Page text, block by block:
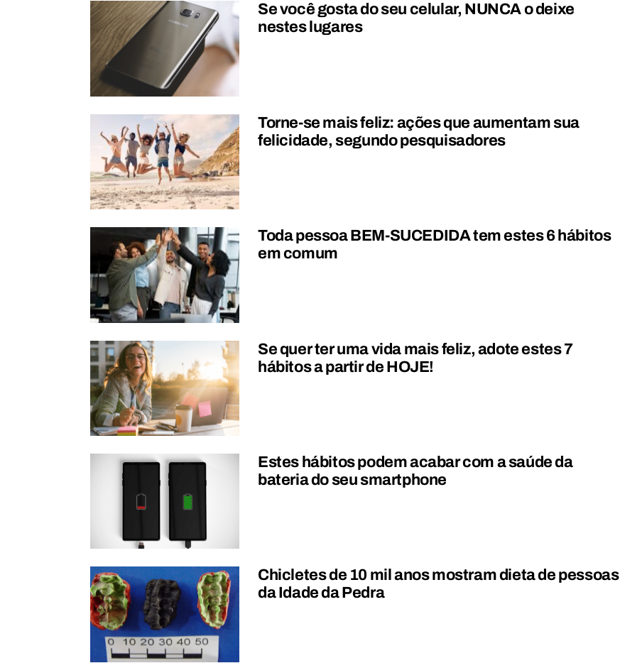
Se você gosta do seu celular, NUNCA o deixe
nestes lugares
Torne-se mais feliz: ações que aumentam sua
felicidade, segundo pesquisadores
Toda pessoa BEM-SUCEDIDA tem estes 6 hábitos
em comum
Se quer ter uma vida mais feliz, adote estes 7
hábitos a partir de HOJE!
Estes hábitos podem acabar com a saúde da
bateria do seu smartphone
Chicletes de 10 mil anos mostram dieta de pessoas
da Idade da Pedra